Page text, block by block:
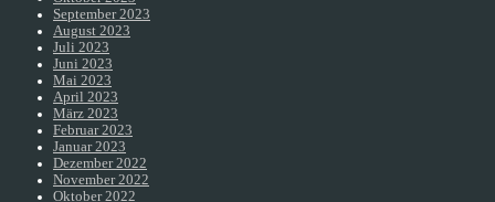
September 2023
August 2023
Juli 2023
Juni 2023
Mai 2023
April 2023
März 2023
Februar 2023
Januar 2023
Dezember 2022
November 2022
Oktober 2022